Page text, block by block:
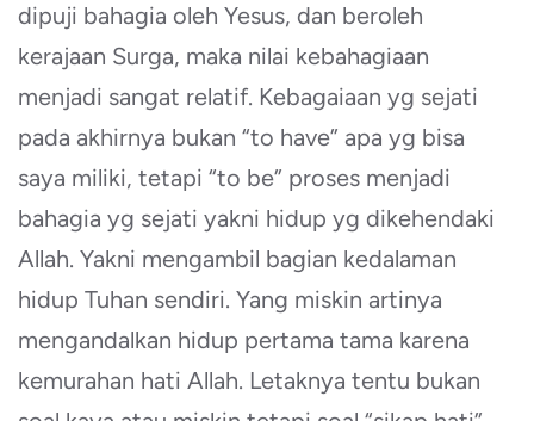
dipuji bahagia oleh Yesus, dan beroleh
kerajaan Surga, maka nilai kebahagiaan
menjadi sangat relatif. Kebagaiaan yg sejati
pada akhirnya bukan “to have” apa yg bisa
saya miliki, tetapi “to be” proses menjadi
bahagia yg sejati yakni hidup yg dikehendaki
Allah. Yakni mengambil bagian kedalaman
hidup Tuhan sendiri. Yang miskin artinya
mengandalkan hidup pertama tama karena
kemurahan hati Allah. Letaknya tentu bukan